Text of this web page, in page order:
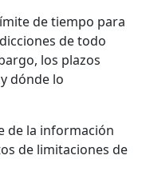
de tiempo para
de todo
los plazos
dónde lo
de la información
de limitaciones de